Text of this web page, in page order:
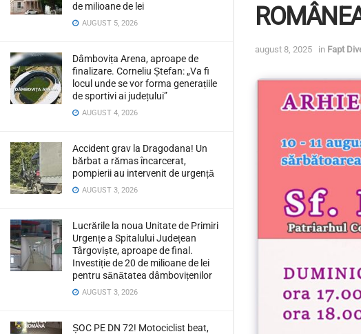
de milioane de lei
AUGUST 5, 2026
Dâmbovița Arena, aproape de
finalizare. Corneliu Ștefan: „Va fi
locul unde se vor forma generațiile
de sportivi ai județului”
AUGUST 4, 2026
Accident grav la Dragodana! Un
bărbat a rămas încarcerat,
pompierii au intervenit de urgență
AUGUST 3, 2026
Lucrările la noua Unitate de Primiri
Urgențe a Spitalului Județean
Târgoviște, aproape de final.
Investiție de 20 de milioane de lei
pentru sănătatea dâmbovițenilor
AUGUST 3, 2026
ȘOC PE DN 72! Motociclist beat,
august 8, 2025 in Fapt